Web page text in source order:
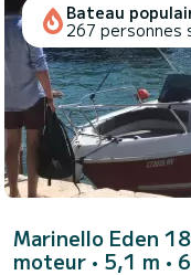
Bateau
267 personnes
Marinello Eden
moteur • 5,1 m •